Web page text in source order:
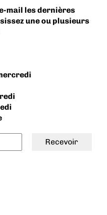
mail les dernières
une ou plusieurs